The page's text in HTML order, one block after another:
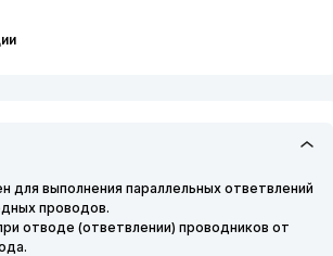
для выполнения параллельных ответвлений
проводов.
отводе (ответвлении) проводников от